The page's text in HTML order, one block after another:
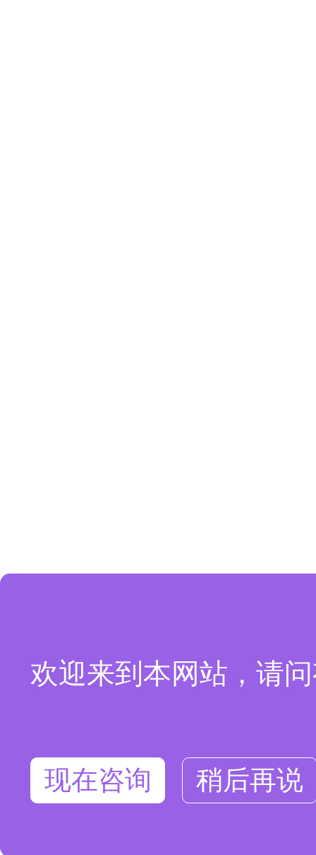
欢迎来到本网站，请
现在咨询 稍后再说